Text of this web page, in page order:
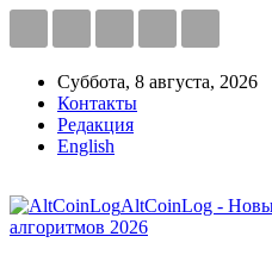
Суббота, 8 августа, 2026
Контакты
Редакция
English
AltCoinLog -
алгоритмов 2026